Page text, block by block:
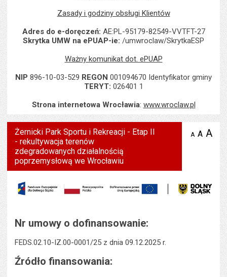
Zasady i godziny obsługi Klientów
Adres do e-doręczeń: AE:PL-95179-82549-VVTFT-27
Skrytka UMW na ePUAP-ie: /umwroclaw/SkrytkaESP
Ważny komunikat dot. ePUAP
NIP 896-10-03-529 REGON 001094670 Identyfikator gminy
TERYT: 026401 1
Strona internetowa Wrocławia: www.wroclaw.pl
Żernicki Park Sportu i Rekreacji - Etap II
- rekultywacja terenów
zdegradowanych działalnością
poprzemysłową we Wrocławiu
A zmniejsz
A A
Nr umowy o dofinansowanie:
FEDS.02.10-IZ.00-0001/25 z dnia 09.12.2025 r.
Źródło finansowania: